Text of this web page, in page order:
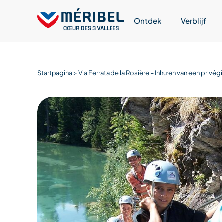
Ontdek Verblijf
Startpagina>Via Ferrata de la Rosière – Inhuren van een